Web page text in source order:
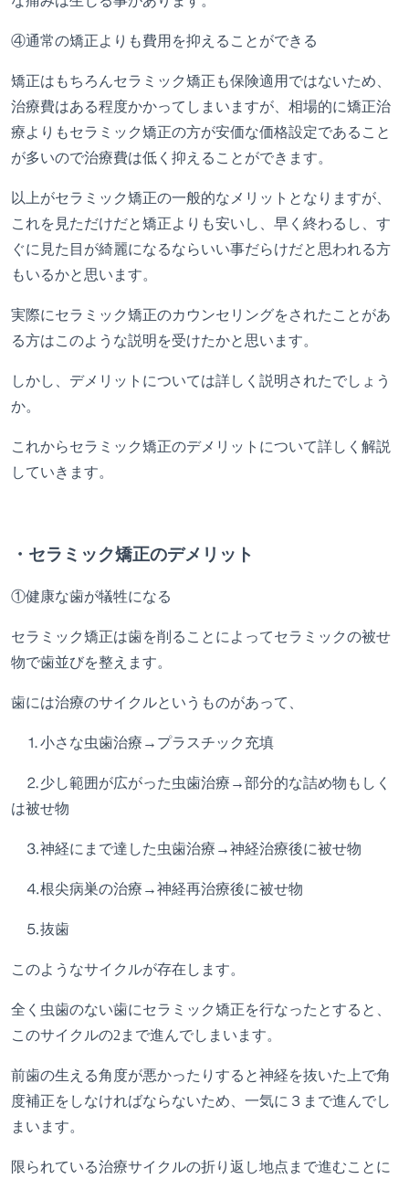
④通常の矯正よりも費用を抑えることができる
矯正はもちろんセラミック矯正も保険適用ではないため、
治療費はある程度かかってしまいますが、相場的に矯正治
療よりもセラミック矯正の方が安価な価格設定であること
が多いので治療費は低く抑えることができます。
以上がセラミック矯正の一般的なメリットとなりますが、
これを見ただけだと矯正よりも安いし、早く終わるし、す
ぐに見た目が綺麗になるならいい事だらけだと思われる方
もいるかと思います。
実際にセラミック矯正のカウンセリングをされたことがあ
る方はこのような説明を受けたかと思います。
しかし、デメリットについては詳しく説明されたでしょう
か。
これからセラミック矯正のデメリットについて詳しく解説
していきます。
・セラミック矯正のデメリット
①健康な歯が犠牲になる
セラミック矯正は歯を削ることによってセラミックの被せ
物で歯並びを整えます。
歯には治療のサイクルというものがあって、
⒈小さな虫歯治療 → プラスチック充填
⒉少し範囲が広がった虫歯治療 →部分的な詰め物もしく
は被せ物
⒊神経にまで達した虫歯治療 →神経治療後に被せ物
⒋根尖病巣の治療 →神経再治療後に被せ物
⒌抜歯
このようなサイクルが存在します。
全く虫歯のない歯にセラミック矯正を行なったとすると、
このサイクルの2 まで進んでしまいます。
前歯の生える角度が悪かったりすると神経を抜いた上で角
度補正をしなければならないため、一気に３まで進んでし
まいます。
限られている治療サイクルの折り返し地点まで進むことに